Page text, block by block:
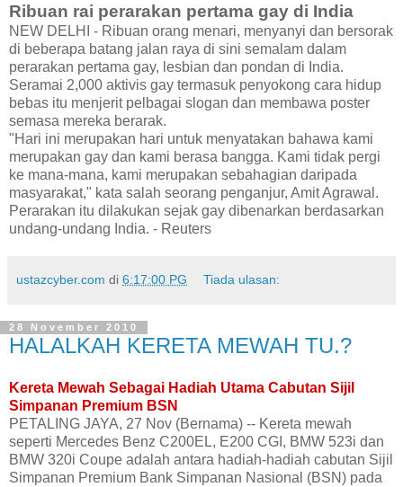
Ribuan rai perarakan pertama gay di India
NEW DELHI - Ribuan orang menari, menyanyi dan bersorak
di beberapa batang jalan raya di sini semalam dalam
perarakan pertama gay, lesbian dan pondan di India.
Seramai 2,000 aktivis gay termasuk penyokong cara hidup
bebas itu menjerit pelbagai slogan dan membawa poster
semasa mereka berarak.
"Hari ini merupakan hari untuk menyatakan bahawa kami
merupakan gay dan kami berasa bangga. Kami tidak pergi
ke mana-mana, kami merupakan sebahagian daripada
masyarakat," kata salah seorang penganjur, Amit Agrawal.
Perarakan itu dilakukan sejak gay dibenarkan berdasarkan
undang-undang India. - Reuters
ustazcyber.com di 6:17:00 PG Tiada ulasan:
28 November 2010
HALALKAH KERETA MEWAH TU.?
Kereta Mewah Sebagai Hadiah Utama Cabutan Sijil
Simpanan Premium BSN
PETALING JAYA, 27 Nov (Bernama) -- Kereta mewah
seperti Mercedes Benz C200EL, E200 CGI, BMW 523i dan
BMW 320i Coupe adalah antara hadiah-hadiah cabutan Sijil
Simpanan Premium Bank Simpanan Nasional (BSN) pada